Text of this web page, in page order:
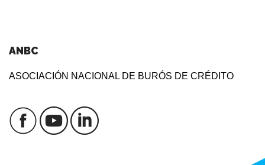
ANBC
ASOCIACIÓN NACIONAL DE BURÓS DE CRÉDITO